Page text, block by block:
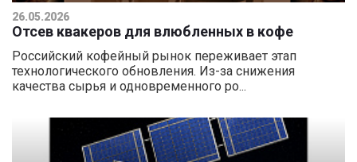
26.05.2026
Отсев квакеров для влюбленных в кофе
Российский кофейный рынок переживает этап
технологического обновления. Из-за снижения
качества сырья и одновременного ро...